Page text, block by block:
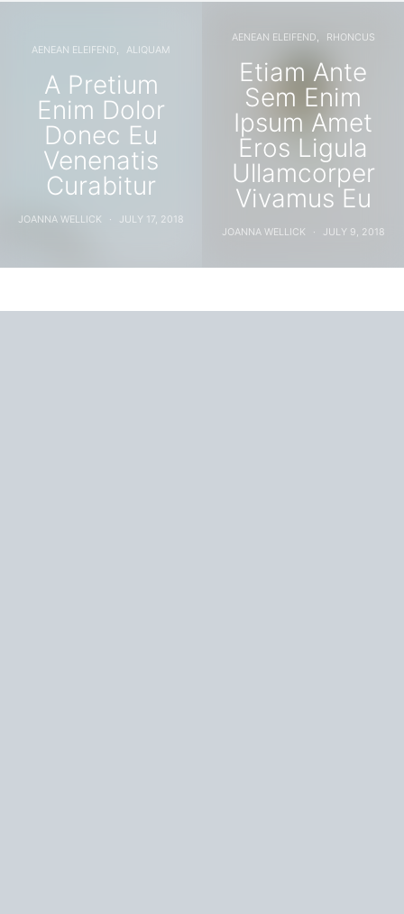
AENEAN ELEIFEND ALIQUAM
A Pretium
Enim Dolor
Donec Eu
Venenatis
Curabitur
JOANNA WELLICK JULY 17, 2018
AENEAN ELEIFEND RHONCUS
Etiam Ante
Sem Enim
Ipsum Amet
Eros Ligula
Ullamcorper
Vivamus Eu
JOANNA WELLICK JULY 9, 2018